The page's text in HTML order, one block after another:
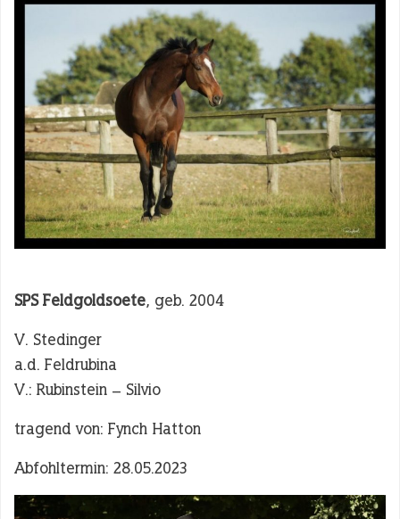
SPS Feldgoldsoete, geb. 2004
V. Stedinger
a.d. Feldrubina
V.: Rubinstein – Silvio
tragend von: Fynch Hatton
Abfohltermin: 28.05.2023